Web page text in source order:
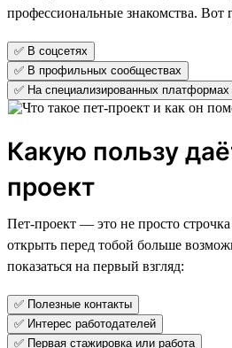
профессиональные знакомства. Вот
✅ В соцсетях
✅ В профильных сообществах
✅ На специализированных платформах
Какую пользу
проект
Пет-проект — это не просто
открыть перед тобой больше
показаться на первый взгляд:
✅ Полезные контакты
✅ Интерес работодателей
✅ Первая стажировка или работа